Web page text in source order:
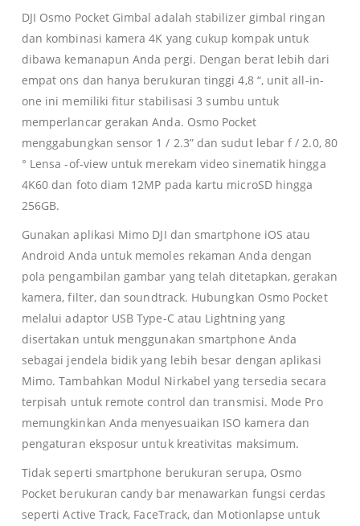
DJI Osmo Pocket Gimbal adalah stabilizer gimbal ringan
dan kombinasi kamera 4K yang cukup kompak untuk
dibawa kemanapun Anda pergi. Dengan berat lebih dari
empat ons dan hanya berukuran tinggi 4,8 “, unit all-in-
one ini memiliki fitur stabilisasi 3 sumbu untuk
memperlancar gerakan Anda. Osmo Pocket
menggabungkan sensor 1 / 2.3” dan sudut lebar f / 2.0, 80
° Lensa -of-view untuk merekam video sinematik hingga
4K60 dan foto diam 12MP pada kartu microSD hingga
256GB.
Gunakan aplikasi Mimo DJI dan smartphone iOS atau
Android Anda untuk memoles rekaman Anda dengan
pola pengambilan gambar yang telah ditetapkan, gerakan
kamera, filter, dan soundtrack. Hubungkan Osmo Pocket
melalui adaptor USB Type-C atau Lightning yang
disertakan untuk menggunakan smartphone Anda
sebagai jendela bidik yang lebih besar dengan aplikasi
Mimo. Tambahkan Modul Nirkabel yang tersedia secara
terpisah untuk remote control dan transmisi. Mode Pro
memungkinkan Anda menyesuaikan ISO kamera dan
pengaturan eksposur untuk kreativitas maksimum.
Tidak seperti smartphone berukuran serupa, Osmo
Pocket berukuran candy bar menawarkan fungsi cerdas
seperti Active Track, FaceTrack, dan Motionlapse untuk